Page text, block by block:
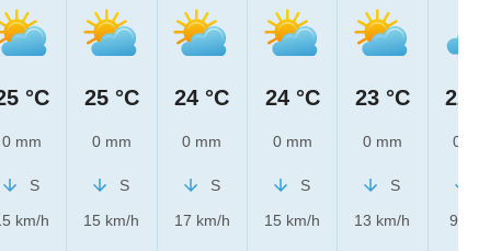
°C
0 mm
S
km/h
25 °C
0 mm
S
15 km/h
24 °C
0 mm
S
17 km/h
24 °C
0 mm
S
15 km/h
23 °C
0 mm
S
13 km/h
22 °C
0 mm
9 km/h